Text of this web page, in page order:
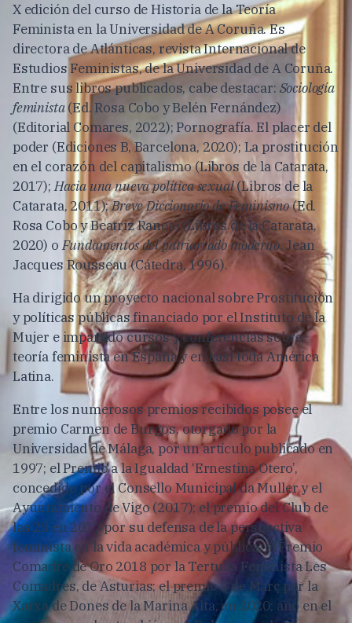
X edición del curso de Historia de la Teoría
Feminista en la Universidad de A Coruña. Es
directora de Atlánticas, revista Internacional de
Estudios Feministas, de la Universidad de A Coruña.
Entre sus libros publicados, cabe destacar: Sociología
feminista(Ed. Rosa Cobo y Belén Fernández)
(Editorial Comares, 2022); Pornografía. El placer del
poder (Ediciones B, Barcelona, 2020); La prostitución
en el corazón del capitalismo (Libros de la Catarata,
2017);Hacia una nueva política sexual(Libros de la
Catarata, 2011);Breve Diccionario de Feminismo(Ed.
Rosa Cobo y Beatriz Ranea) (Libros de la Catarata,
2020) oFundamentos del patriarcado moderno. Jean
Jacques Rousseau (Cátedra, 1996).
Ha dirigido un proyecto nacional sobre Prostitución
y políticas públicas financiado por el Instituto de la
Mujer e impartido cursos y conferencias sobre
teoría feminista en España y en casi toda América
Latina.
Entre los numerosos premios recibidos posee el
premio Carmen de Burgos, otorgado por la
Universidad de Málaga, por un artículo publicado en
1997; el Premio a la Igualdad ‘Ernestina Otero’,
concedido por el Consello Municipal da Muller y el
Ayuntamiento de Vigo (2017); el premio del Club de
las 25 en 2017 por su defensa de la perspectiva
feminista en la vida académica y pública; el Premio
Comadre de Oro 2018 por la Tertulia Feminista Les
Comadres, de Asturias; el premio 8 de Març por la
Xarxa de Dones de la Marina Alta, en 2020; año en el